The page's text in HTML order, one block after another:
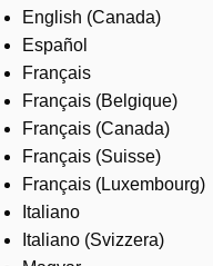
English (Canada)
Español
Français
Français (Belgique)
Français (Canada)
Français (Suisse)
Français (Luxembourg)
Italiano
Italiano (Svizzera)